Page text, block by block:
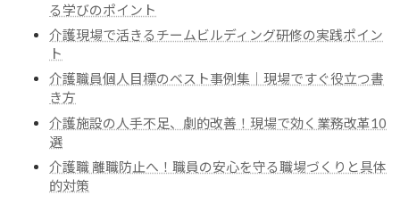
る学びのポイント
介護現場で活きるチームビルディング研修の実践ポイン
ト
介護職員個人目標のベスト事例集｜現場ですぐ役立つ書
き方
介護施設の人手不足、劇的改善！現場で効く業務改革10
選
介護職 離職防止へ！職員の安心を守る職場づくりと具体
的対策